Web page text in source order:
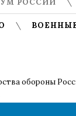
РОССИИ
обороны